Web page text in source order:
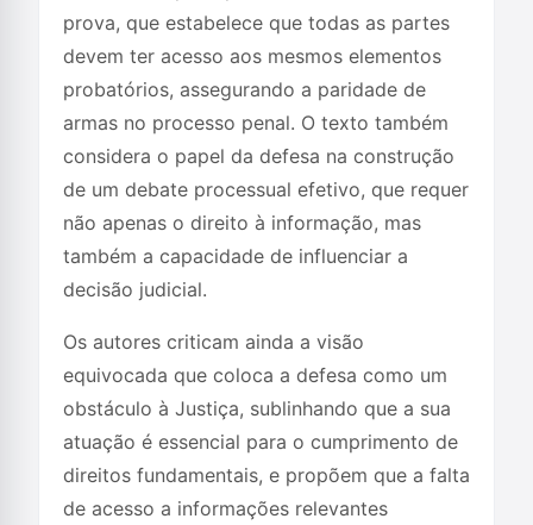
prova, que estabelece que todas as partes
devem ter acesso aos mesmos elementos
probatórios, assegurando a paridade de
armas no processo penal. O texto também
considera o papel da defesa na construção
de um debate processual efetivo, que requer
não apenas o direito à informação, mas
também a capacidade de influenciar a
decisão judicial.
Os autores criticam ainda a visão
equivocada que coloca a defesa como um
obstáculo à Justiça, sublinhando que a sua
atuação é essencial para o cumprimento de
direitos fundamentais, e propõem que a falta
de acesso a informações relevantes